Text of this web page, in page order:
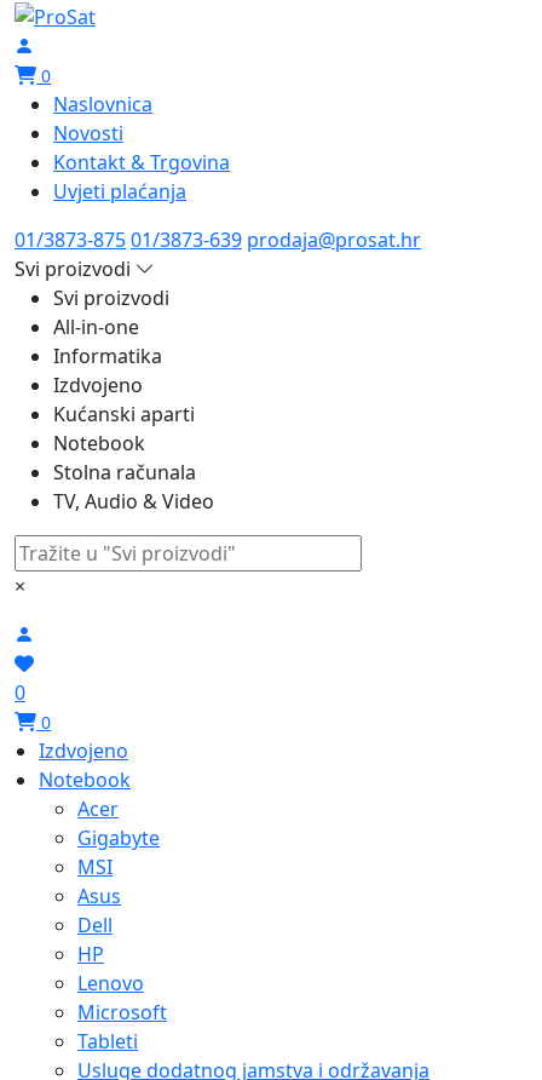
0
Naslovnica
Novosti
Kontakt & Trgovina
Uvjeti plaćanja
01/3873-87501/3873-639 prodaja@prosat.hr
Svi proizvodi
Svi proizvodi
All-in-one
Informatika
Izdvojeno
Kućanski aparti
Notebook
Stolna računala
TV, Audio & Video
×
0
0
Izdvojeno
Notebook
Acer
Gigabyte
MSI
Asus
Dell
HP
Lenovo
Microsoft
Tableti
Usluge dodatnog jamstva i održavanja